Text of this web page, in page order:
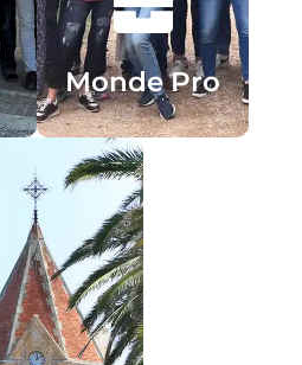
Monde Pro
Découvrir